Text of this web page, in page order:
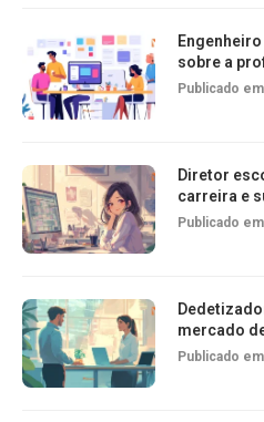
sobre a
Publicado em
Diretor
carreira e
Publicado em
mercado
Publicado em